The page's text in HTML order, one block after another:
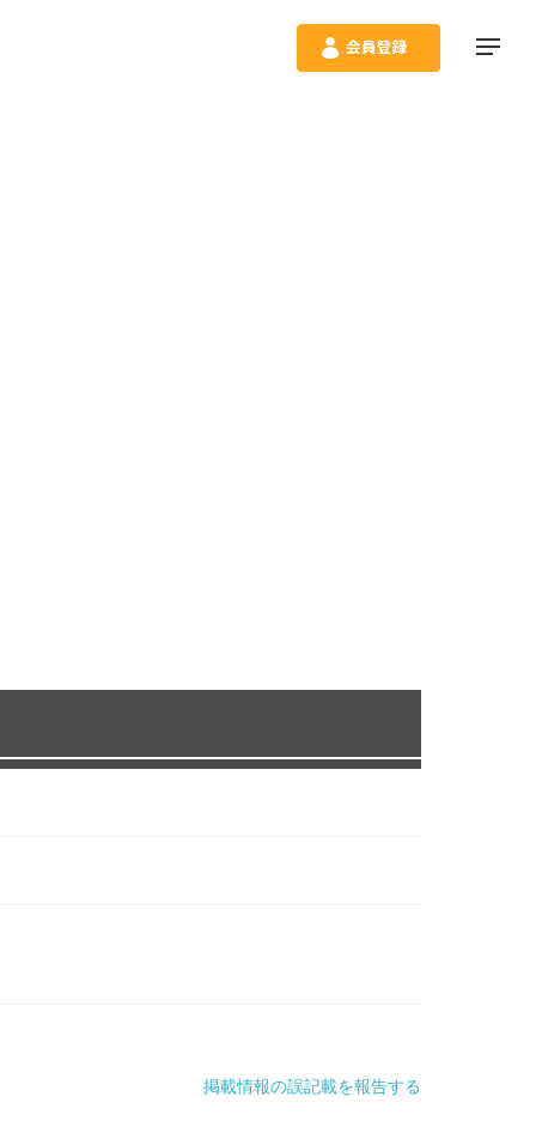
掲載情報の誤記載を報告する